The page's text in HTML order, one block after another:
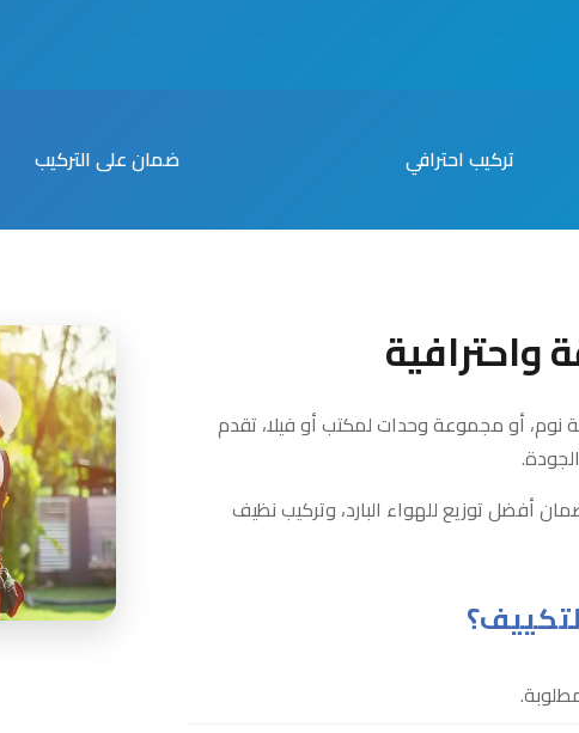
تركيب احترافي ضمان على التركيب
نوم، أو مجموعة وحدات لمكتب أو فيلا، تقدم
أفضل توزيع للهواء البارد، وتركيب نظيف